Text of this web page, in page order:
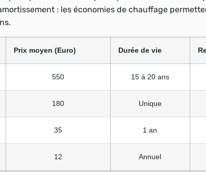
: les économies de chauffage
Prix moyen (Euro) Durée de vie
550 15 à 20 ans
180 Unique
35 1 an
12 Annuel